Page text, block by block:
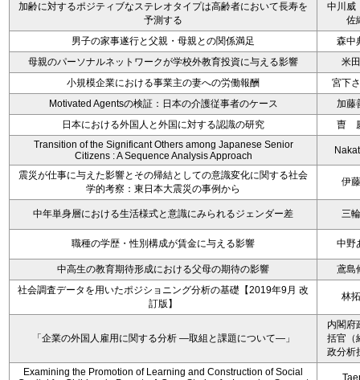
加齢に対するポジティブなステレオタイプは高齢者において長寿を
予測する
中川威
佐
男子の家事遂行と父親・母親との関係満足
森中
母親のパーソナルネットワークが学校外教育投資に与える影響
米
小規模企業における事業主の妻への労働報酬
宮下
Motivated Agentsの検証：日本の介護従事者のケース
加藤
日本における外国人と外国に対する認識の研究
曺
Transition of the Significant Others among Japanese Senior
Citizens : A Sequence Analysis Approach
震災が仕事に与えた影響とその帰結としての意識変化に関する社会
学的考察：東日本大震災の事例から
伊
中年単身層における生活様式と意識にみられるジェンダー差 三
職種の学歴・性別構成が賃金に与える影響 中野
中高生の教育期待形成における父母の期待の影響
鳶島
社会調査データを用いたポジショニング分析の基礎【2019年9月 改
訂版】
林
「企業の外国人雇用に関する分析 ―取組と課題について―」
内閣府
括官（
政分析
Examining the Promotion of Learning and Construction of Social